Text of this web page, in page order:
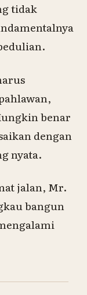
tidak
benar
dengan
nyata.
jalan, Mr.
bangun